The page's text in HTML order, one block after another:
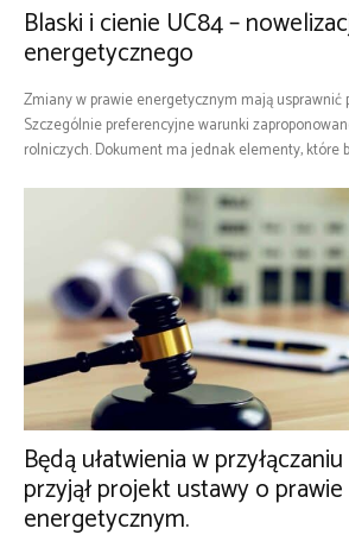
Blaski i cienie UC84 –
energetycznego
Zmiany w prawie energetycznym mają usprawnić
Szczególnie preferencyjne warunki
rolniczych. Dokument ma jednak elementy, które
Będą ułatwienia w
przyjął projekt ustawy o prawie
energetycznym.